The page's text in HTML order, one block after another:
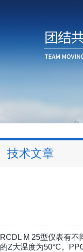
技术文章
RCDL M 25型仪表有
的Z大温度为50°C。